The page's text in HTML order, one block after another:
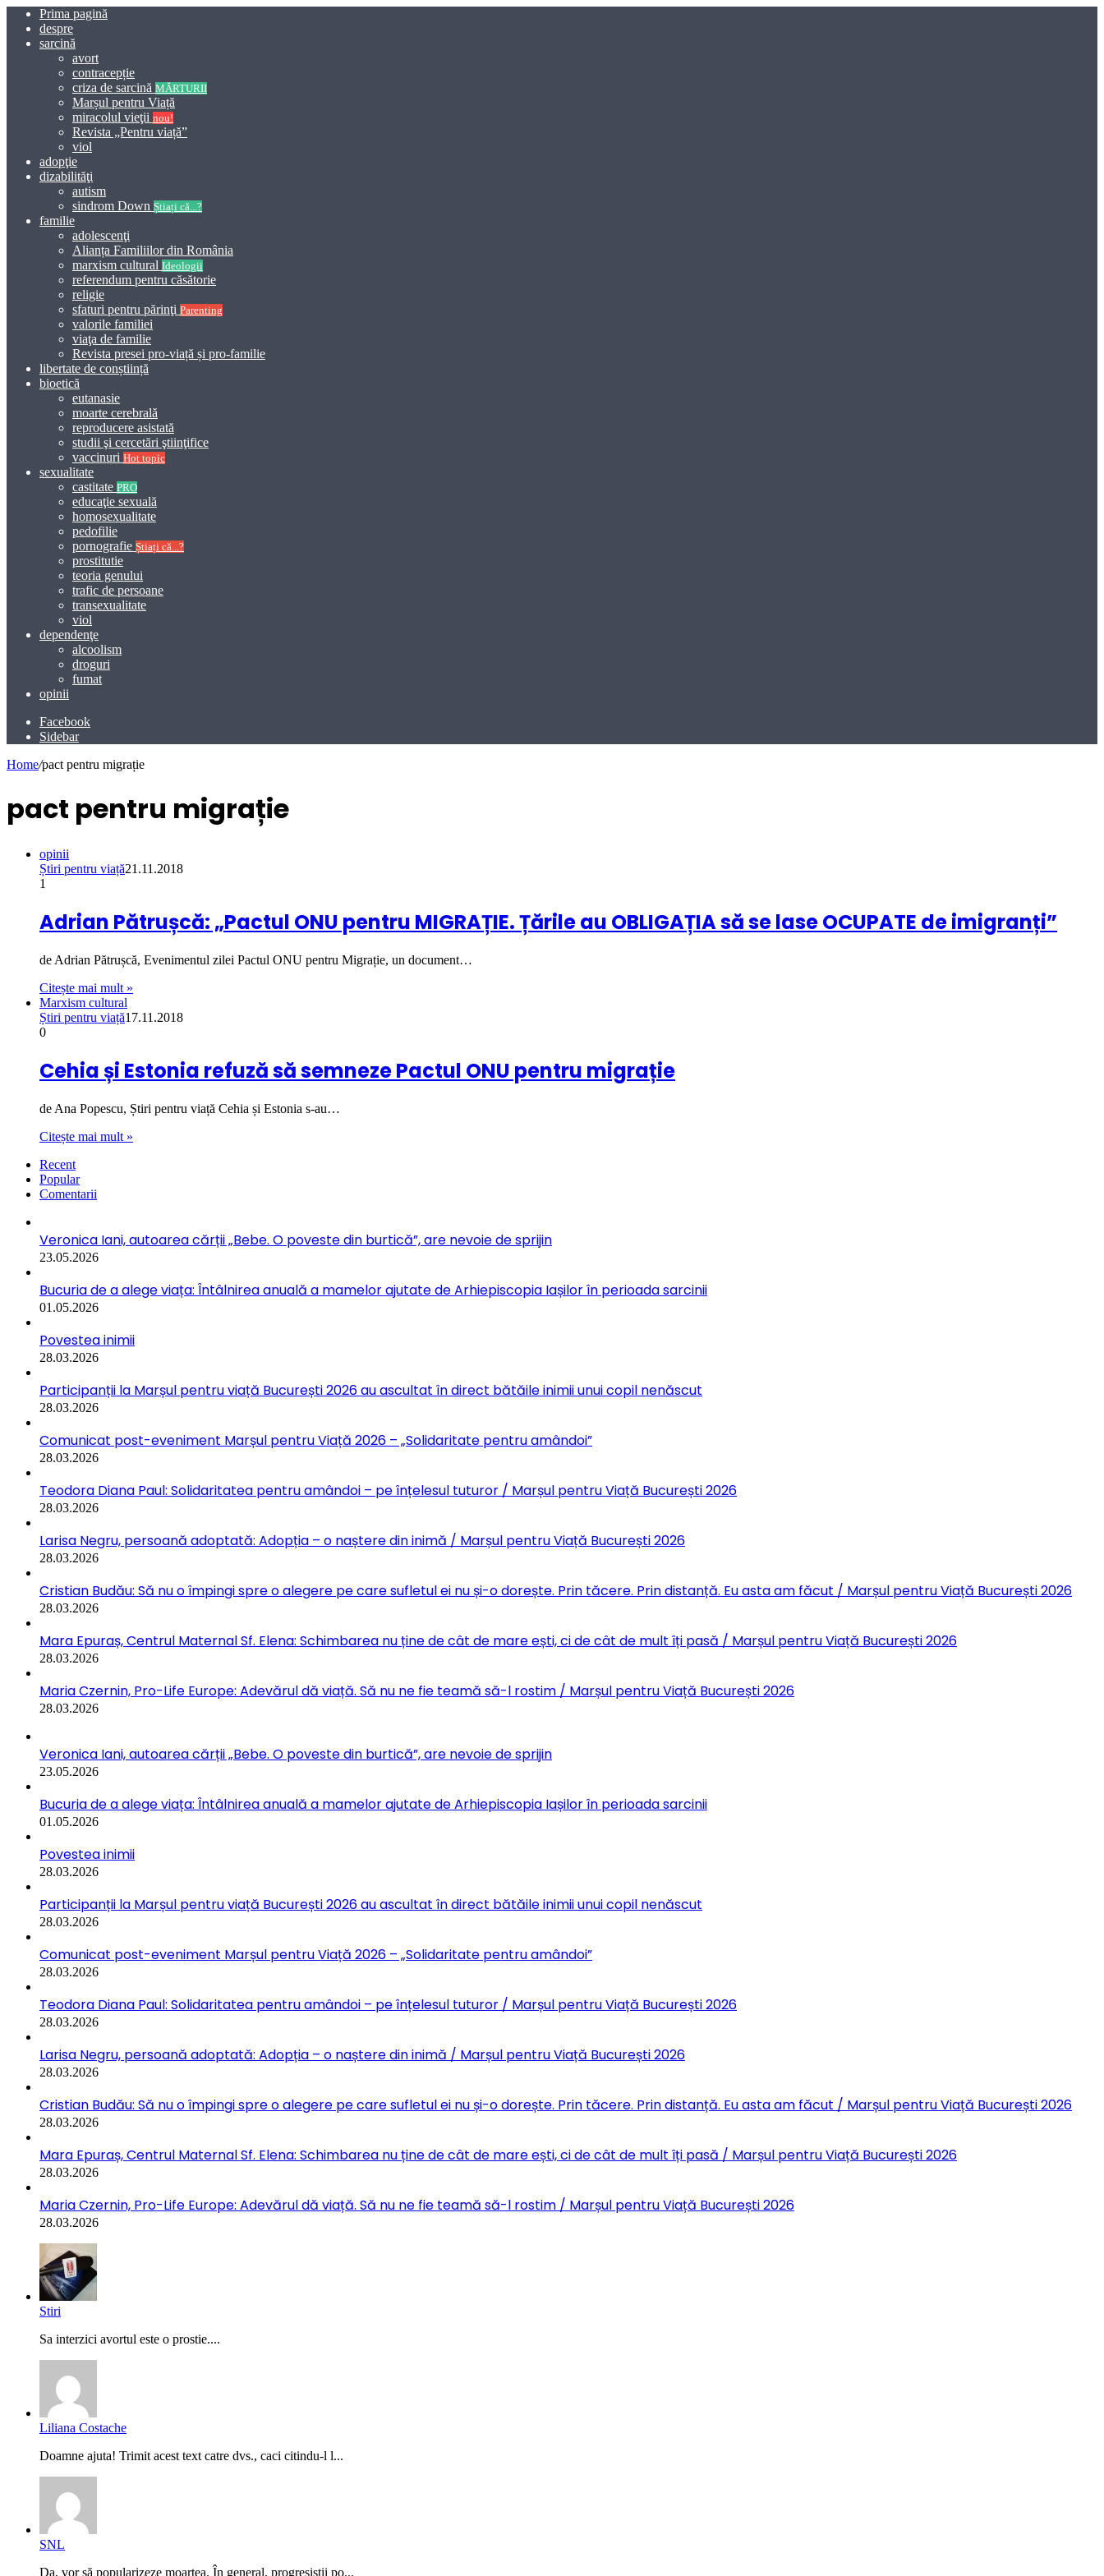
Prima pagină
despre
sarcină
avort
contracepție
criza de sarcină MĂRTURII
Marșul pentru Viață
miracolul vieţii nou!
Revista „Pentru viață”
viol
adopţie
dizabilităţi
autism
sindrom Down Știați că...?
familie
adolescenţi
Alianța Familiilor din România
marxism cultural Ideologii
referendum pentru căsătorie
religie
sfaturi pentru părinţi Parenting
valorile familiei
viaţa de familie
Revista presei pro-viață și pro-familie
libertate de conștiință
bioetică
eutanasie
moarte cerebrală
reproducere asistată
studii şi cercetări ştiinţifice
vaccinuri Hot topic
sexualitate
castitate PRO
educaţie sexuală
homosexualitate
pedofilie
pornografie Știați că...?
prostitutie
teoria genului
trafic de persoane
transexualitate
viol
dependenţe
alcoolism
droguri
fumat
opinii
Facebook
Sidebar
Home/pact pentru migrație
pact pentru migrație
opinii
Știri pentru viață21.11.2018
1
Adrian Pătrușcă: „Pactul ONU pentru MIGRAȚIE. Țările au OBLIGAȚIA să se lase OCUPATE de imigranți”
de Adrian Pătrușcă, Evenimentul zilei Pactul ONU pentru Migrație, un document…
Citește mai mult »
Marxism cultural
Știri pentru viață17.11.2018
0
Cehia și Estonia refuză să semneze Pactul ONU pentru migrație
de Ana Popescu, Știri pentru viață Cehia și Estonia s-au…
Citește mai mult »
Recent
Popular
Comentarii
Veronica Iani, autoarea cărții „Bebe. O poveste din burtică”, are nevoie de sprijin
23.05.2026
Bucuria de a alege viața: Întâlnirea anuală a mamelor ajutate de Arhiepiscopia Iașilor în perioada sarcinii
01.05.2026
Povestea inimii
28.03.2026
Participanții la Marșul pentru viață București 2026 au ascultat în direct bătăile inimii unui copil nenăscut
28.03.2026
Comunicat post-eveniment Marșul pentru Viață 2026 – „Solidaritate pentru amândoi”
28.03.2026
Teodora Diana Paul: Solidaritatea pentru amândoi – pe înțelesul tuturor / Marșul pentru Viață București 2026
28.03.2026
Larisa Negru, persoană adoptată: Adopția – o naștere din inimă / Marșul pentru Viață București 2026
28.03.2026
Cristian Budău: Să nu o împingi spre o alegere pe care sufletul ei nu și-o dorește. Prin tăcere. Prin distanță. Eu asta am făcut / Marșul pentru Viață București 2026
28.03.2026
Mara Epuraș, Centrul Maternal Sf. Elena: Schimbarea nu ține de cât de mare ești, ci de cât de mult îți pasă / Marșul pentru Viață București 2026
28.03.2026
Maria Czernin, Pro-Life Europe: Adevărul dă viață. Să nu ne fie teamă să-l rostim / Marșul pentru Viață București 2026
28.03.2026
Veronica Iani, autoarea cărții „Bebe. O poveste din burtică”, are nevoie de sprijin
23.05.2026
Bucuria de a alege viața: Întâlnirea anuală a mamelor ajutate de Arhiepiscopia Iașilor în perioada sarcinii
01.05.2026
Povestea inimii
28.03.2026
Participanții la Marșul pentru viață București 2026 au ascultat în direct bătăile inimii unui copil nenăscut
28.03.2026
Comunicat post-eveniment Marșul pentru Viață 2026 – „Solidaritate pentru amândoi”
28.03.2026
Teodora Diana Paul: Solidaritatea pentru amândoi – pe înțelesul tuturor / Marșul pentru Viață București 2026
28.03.2026
Larisa Negru, persoană adoptată: Adopția – o naștere din inimă / Marșul pentru Viață București 2026
28.03.2026
Cristian Budău: Să nu o împingi spre o alegere pe care sufletul ei nu și-o dorește. Prin tăcere. Prin distanță. Eu asta am făcut / Marșul pentru Viață București 2026
28.03.2026
Mara Epuraș, Centrul Maternal Sf. Elena: Schimbarea nu ține de cât de mare ești, ci de cât de mult îți pasă / Marșul pentru Viață București 2026
28.03.2026
Maria Czernin, Pro-Life Europe: Adevărul dă viață. Să nu ne fie teamă să-l rostim / Marșul pentru Viață București 2026
28.03.2026
Stiri
Sa interzici avortul este o prostie....
Liliana Costache
Doamne ajuta! Trimit acest text catre dvs., caci citindu-l l...
SNL
Da, vor să popularizeze moartea. În general, progresiștii po...